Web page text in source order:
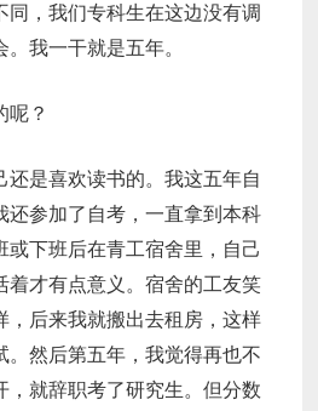
同，我们专科生在这边没有调
我一干就是五年。
呢？
还是喜欢读书的。我这五年自
还参加了自考，一直拿到本科
或下班后在青工宿舍里，自己
着才有点意义。宿舍的工友笑
，后来我就搬出去租房，这样
。然后第五年，我觉得再也不
，就辞职考了研究生。但分数